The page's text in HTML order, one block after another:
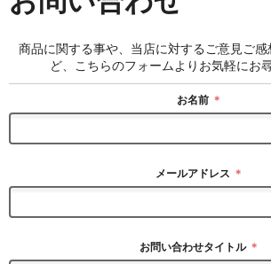
商品に関する事や、当店に対するご意見ご
ど、こちらのフォームよりお気軽にお
お名前 ＊
メールアドレス ＊
お問い合わせタイトル ＊